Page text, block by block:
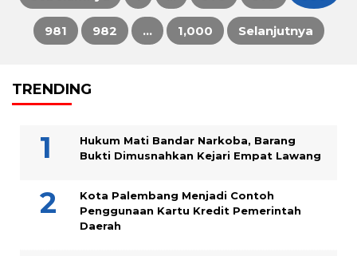
981 982 … 1,000 Selanjutnya
TRENDING
Hukum Mati Bandar Narkoba, Barang
Bukti Dimusnahkan Kejari Empat Lawang
Kota Palembang Menjadi Contoh
Penggunaan Kartu Kredit Pemerintah
Daerah